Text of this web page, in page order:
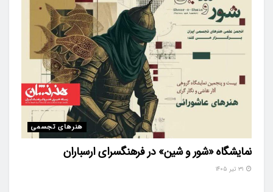
هنرهای تجسمی
نمایشگاه «شور و شین» در فرهنگسرای ارسباران